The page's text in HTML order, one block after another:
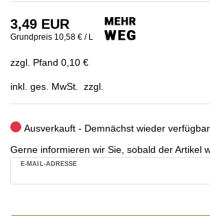
3,49 EUR
Grundpreis 10,58 € / L
zzgl. Pfand 0,10 €
inkl. ges. MwSt. zzgl.
Ausverkauft - Demnächst wieder
Gerne informieren wir Sie, sobald der Artikel
E-MAIL-ADRESSE